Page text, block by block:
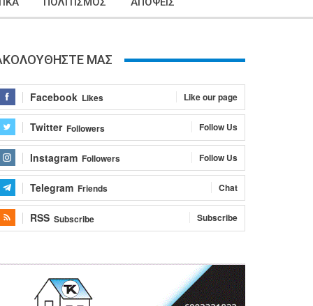
ΜΑΣ
Facebook Likes Like our page
Twitter Followers Follow Us
Instagram Followers Follow Us
Telegram Friends Chat
RSS Subscribe Subscribe